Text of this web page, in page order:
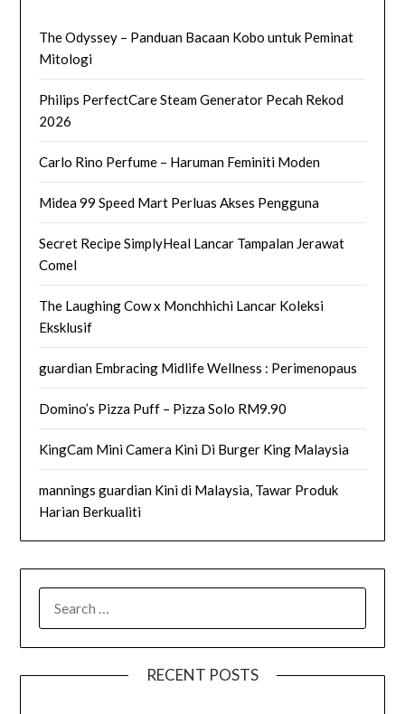
The Odyssey – Panduan Bacaan Kobo untuk Peminat
Mitologi
Philips PerfectCare Steam Generator Pecah Rekod
2026
Carlo Rino Perfume – Haruman Feminiti Moden
Midea 99 Speed Mart Perluas Akses Pengguna
Secret Recipe SimplyHeal Lancar Tampalan Jerawat
Comel
The Laughing Cow x Monchhichi Lancar Koleksi
Eksklusif
guardian Embracing Midlife Wellness : Perimenopaus
Domino’s Pizza Puff – Pizza Solo RM9.90
KingCam Mini Camera Kini Di Burger King Malaysia
mannings guardian Kini di Malaysia, Tawar Produk
Harian Berkualiti
RECENT POSTS